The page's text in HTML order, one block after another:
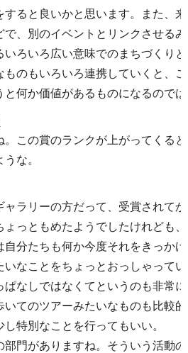
すると良いかと思います。また、
で、別のイベントとリンクさせる
いろいろ広い意味でのまちづくり
ものもいろいろ連携していくと、
と何か価値があるものになるので
。この賞のランクが上がってくる
な。
ャラリーの方だって、受賞されて
ょっともめたようでしたけれども
自分たちも何か今度それをきっか
いなことをちょっとおっしゃって
ぱなしではなくてというのも非常
いてのツアーみたいなものも比較
し特別なことを行ってもいい。
部門がありますね。そういう活動